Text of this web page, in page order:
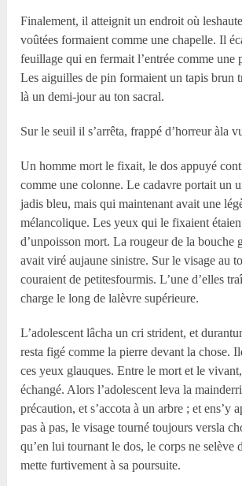
Finalement, il atteignit un endroit où
voûtées formaient comme une chapelle. Il
feuillage qui en fermait l’entrée comme une
Les aiguilles de pin formaient un tapis brun
là un demi-jour au ton sacral.
Sur le seuil il s’arrêta, frappé d’horreur àla
Un homme mort le fixait, le dos appuyé
comme une colonne. Le cadavre portait un
jadis bleu, mais qui maintenant avait une
mélancolique. Les yeux qui le fixaient
d’unpoisson mort. La rougeur de la bouche
avait viré aujaune sinistre. Sur le visage au
couraient de petitesfourmis. L’une d’elles
charge le long de lalèvre supérieure.
L’adolescent lâcha un cri strident, et
resta figé comme la pierre devant la chose.
ces yeux glauques. Entre le mort et le
échangé. Alors l’adolescent leva la
précaution, et s’accota à un arbre ; et ens’y
pas à pas, le visage tourné toujours versla
qu’en lui tournant le dos, le corps ne selève
mette furtivement à sa poursuite.